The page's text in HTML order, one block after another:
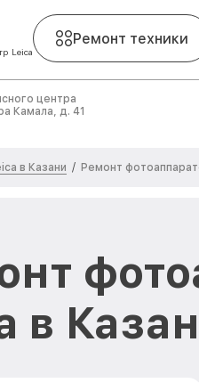
Leica
Ремонт техники
центра
Камала, д. 41
в Казани / Ремонт
в